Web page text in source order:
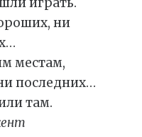
играть.
ни
местам,
последних…
там.